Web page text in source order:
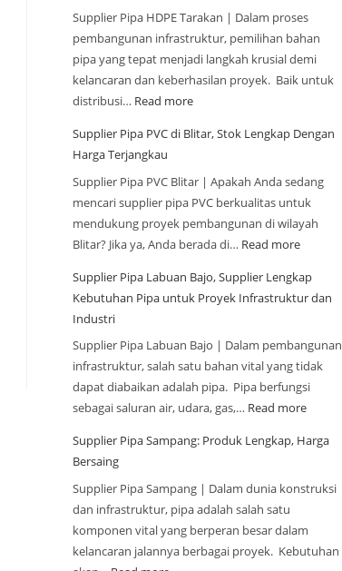
Supplier Pipa HDPE Tarakan | Dalam proses
pembangunan infrastruktur, pemilihan bahan
pipa yang tepat menjadi langkah krusial demi
kelancaran dan keberhasilan proyek. Baik untuk
distribusi… Read more
Supplier Pipa PVC di Blitar, Stok Lengkap Dengan
Harga Terjangkau
Supplier Pipa PVC Blitar | Apakah Anda sedang
mencari supplier pipa PVC berkualitas untuk
mendukung proyek pembangunan di wilayah
Blitar? Jika ya, Anda berada di… Read more
Supplier Pipa Labuan Bajo, Supplier Lengkap
Kebutuhan Pipa untuk Proyek Infrastruktur dan
Industri
Supplier Pipa Labuan Bajo | Dalam pembangunan
infrastruktur, salah satu bahan vital yang tidak
dapat diabaikan adalah pipa. Pipa berfungsi
sebagai saluran air, udara, gas,… Read more
Supplier Pipa Sampang: Produk Lengkap, Harga
Bersaing
Supplier Pipa Sampang | Dalam dunia konstruksi
dan infrastruktur, pipa adalah salah satu
komponen vital yang berperan besar dalam
kelancaran jalannya berbagai proyek. Kebutuhan